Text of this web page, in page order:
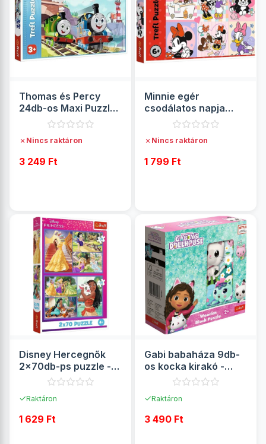
Thomas és Percy
24db-os Maxi Puzzle
- Trefl
✗ Nincs raktáron
3 249 Ft
Minnie egér
csodálatos napja
160db-os puzzle -
✗ Nincs raktáron
1 799 Ft
Disney Hercegnők
2x70db-ps puzzle -
✓Raktáron
1 629 Ft
Gabi babaháza 9db-
os kocka kirakó -
✓Raktáron
3 490 Ft